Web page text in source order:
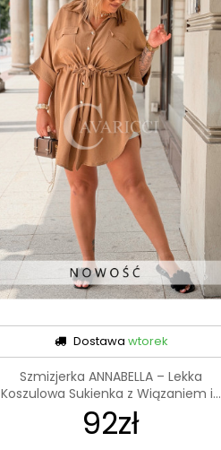
Dostawa wtorek
Szmizjerka ANNABELLA – Lekka
Koszulowa Sukienka z Wiązaniem i...
92zł